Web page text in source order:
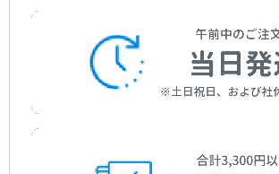
松本 隆
Matsumoto，Takashi
アーティスト：
作詞者：吉岡 治
Yoshioka，Osamu
狩人
Kariudo
作詞者：竜 真知子
Ryu，Machiko
アーティスト：かぐや姫
Kaguyahime
喜多条 忠
恋は水色
作曲者：ポップ，アンドレ
Popp，Andre
クール，ピエール／漣 健児
作曲者：筒美京平
Tsutsumi，Kyohei
尾崎 紀世彦
シクラメンのかほり
作曲者：小椋 佳
Ogura，Kei
伊勢正三
アーティスト：
伊勢正三
Yuzo Kayama / Shinji Tanimura
天使の誘惑
黛 ジュン
Funamura，Toru
つぐない
三木 たかし
京都の恋 KYOTO DOLL